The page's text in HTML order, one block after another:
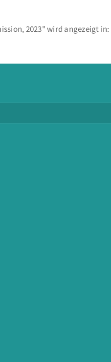
2023" wird angezeigt in: